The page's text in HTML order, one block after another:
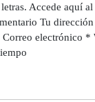
Accede aquí
Tu
electrónico